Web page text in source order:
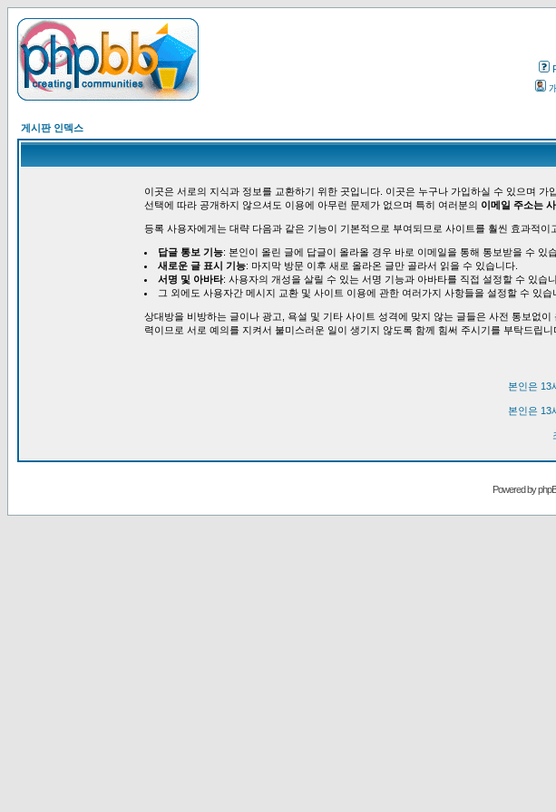
게시판 인덱스
이곳은 서로의 지식과 정보를 교환하기 위한 곳입니다. 이곳은 누구나 가입하실 수 있으며
선택에 따라 공개하지 않으셔도 이용에 아무런 문제가 없으며 특히 여러분의 이메일 주소는
등록 사용자에게는 대략 다음과 같은 기능이 기본적으로 부여되므로 사이트를 훨씬 효과적이
답글 통보 기능: 본인이 올린 글에 답글이 올라올 경우 바로 이메일을 통해 통보받을 수 있
새로운 글 표시 기능: 마지막 방문 이후 새로 올라온 글만 골라서 읽을 수 있습니다.
서명 및 아바타: 사용자의 개성을 살릴 수 있는 서명 기능과 아바타를 직접 설정할 수 있습
그 외에도 사용자간 메시지 교환 및 사이트 이용에 관한 여러가지 사항들을 설정할 수 있습
상대방을 비방하는 글이나 광고, 욕설 및 기타 사이트 성격에 맞지 않는 글들은 사전 통보없
력이므로 서로 예의를 지켜서 불미스러운 일이 생기지 않도록 함께 힘써 주시기를 부탁드립니
본인은 13
본인은 13
Powered by